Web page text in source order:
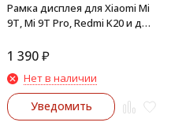
Рамка дисплея для Xiaomi Mi
9T, Mi 9T Pro, Redmi K20 и др
(Синяя)
1 390₽
Нет в наличии
Уведомить